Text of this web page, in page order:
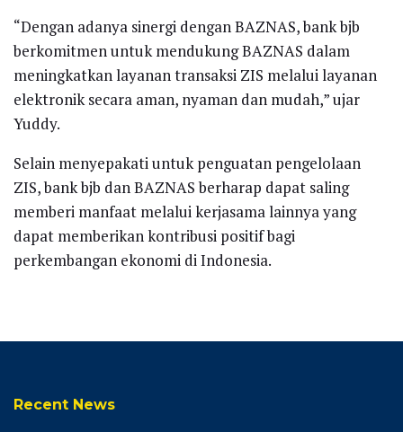
“Dengan adanya sinergi dengan BAZNAS, bank bjb
berkomitmen untuk mendukung BAZNAS dalam
meningkatkan layanan transaksi ZIS melalui layanan
elektronik secara aman, nyaman dan mudah,” ujar
Yuddy.
Selain menyepakati untuk penguatan pengelolaan
ZIS, bank bjb dan BAZNAS berharap dapat saling
memberi manfaat melalui kerjasama lainnya yang
dapat memberikan kontribusi positif bagi
perkembangan ekonomi di Indonesia.
Recent News